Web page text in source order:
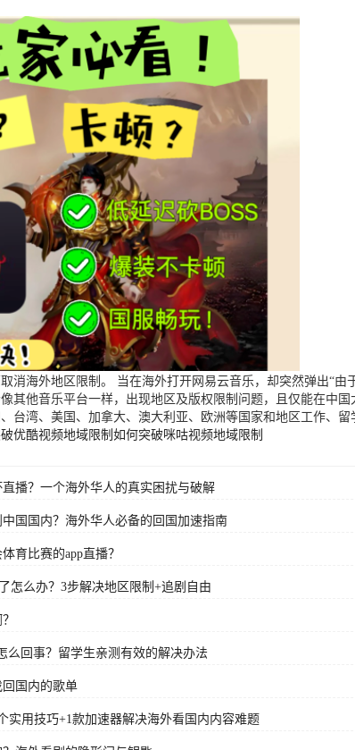
消海外地区限制。 当在海外打开网易云音乐，却突然弹出“
其他音乐平台一样，出现地区及版权限制问题，且仅能在中
台湾、美国、加拿大、澳大利亚、欧洲等国家和地区工作、
优酷视频地域限制 如何突破咪咕视频地域限制
播？一个海外华人的真实困扰与破解
国国内？海外华人必备的回国加速指南
育比赛的app直播？
怎么办？3步解决地区限制+追剧自由
么回事？留学生亲测有效的解决办法
国内的歌单
实用技巧+1款加速器解决海外看国内内容难题